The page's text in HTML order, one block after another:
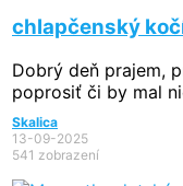
chlapčenský
Dobrý deň prajem,
poprosiť či by mal
Skalica
13-09-2025
541 zobrazení